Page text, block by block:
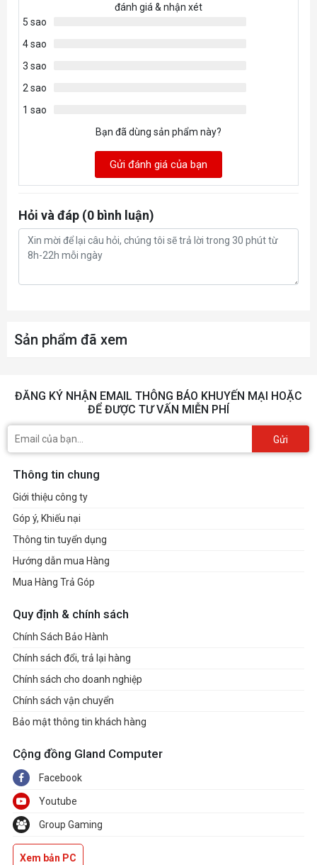
Phần mềm
đánh giá & nhận xét
5 sao
4 sao
3 sao
2 sao
1 sao
Bạn đã dùng sản phẩm này?
Gửi đánh giá của bạn
Hỏi và đáp (0 bình luận)
Sản phẩm đã xem
ĐĂNG KÝ NHẬN EMAIL THÔNG BÁO KHUYẾN MẠI HOẶC
ĐỂ ĐƯỢC TƯ VẤN MIỄN PHÍ
Gửi
Thông tin chung
Giới thiệu công ty
Góp ý, Khiếu nại
Thông tin tuyển dụng
Hướng dẫn mua Hàng
Mua Hàng Trả Góp
Quy định & chính sách
Chính Sách Bảo Hành
Chính sách đổi, trả lại hàng
Chính sách cho doanh nghiệp
Chính sách vận chuyển
Bảo mật thông tin khách hàng
Cộng đồng Gland Computer
Facebook
Youtube
Group Gaming
Xem bản PC